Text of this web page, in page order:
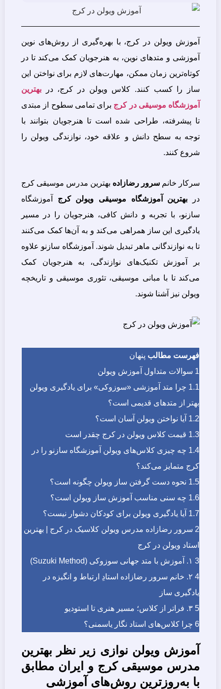
آموزش ویولن در کرج، با بهره‌گیری از روش‌های نوین
آموزشی و متدهای نوین، به هنرجویان کمک می‌کند تا در
کوتاه‌ترین زمان ممکن، مهارت‌های لازم برای نواختن این
ساز را کسب کنند. کلاس ویولن در کرج، در بهترین
آموزشگاه موسیقی در کرج برای تمامی سطوح از مبتدی
تا پیشرفته، طراحی شده است تا هنرجویان بتوانند با
توجه به سطح دانش و علاقه خود، نوازندگی ویولن را
شروع کنند.
سرکار خانم سرور رضازاده بهترین مدرس موسیقی کرج
در بهترین آموزشگاه موسیقی ویولن کرج آموزشگاه
سازنو، با تجربه و دانش کافی، هنرجویان را در مسیر
یادگیری این ساز همراهی می‌کند و به آن‌ها کمک می‌کنند
تا به نوازندگانی ماهر تبدیل شوند. آموزشگاه سازنو علاوه
بر آموزش تکنیک‌های نوازندگی، به هنرجویان کمک
می‌کند تا با مبانی موسیقی، تئوری موسیقی و تاریخچه
ویولن نیز آشنا شوند.
فهرست مطالب پنهان
1 سوالات متداول آموزش ویولن
1.1 چرا متد آموزشی «سوزوکی» برای یادگیری ویولن
بهتر از متدهای قدیمی است؟
1.2 آیا نواختن ویولن آسان است؟
1.3 قیمت کلاس ویولن در کرج چقدر است
1.4 چه چیزی کلاس‌های ویولن آموزشگاه سازنو را در
کرج متمایز می‌کند؟
1.5 نحوه دست گرفتن ساز ویولن چگونه است؟
1.6 چه سنی مناسب آموزش ساز ویولن است؟
1.7 آیا یادگیری ویولن برای کودکان دشوار نیست؟
2 سرور رضازاده مدرس ویولن کلاسیک در کرج | بهترین
استاد ویولن در کرج
3 ۱. آموزش با متد جهانی سوزوکی (Suzuki Method)
4
۲. خانم سرور رضازاده استادِ ارتباط و انگیزه در
یادگیری ساز
5 ۳. فراتر از کلاس؛ مسیر هنری تا استودیو
6 چرا کلاس‌های استاد نگار یاسمنی؟
آموزش ویولن نوازی زیر نظر بهترین
مدرس موسیقی کرج و ایران مطابق
با به‌روزترین روش‌های آموزشی